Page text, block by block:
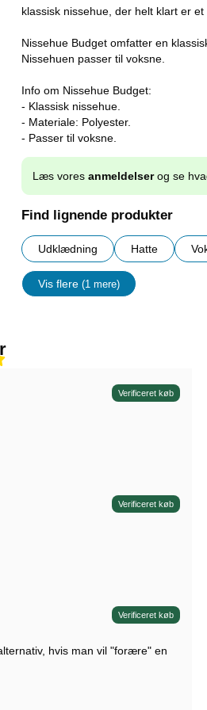
klassisk nissehue, der helt klart er
Nissehue Budget omfatter en
Nissehuen passer til voksne.
Info om Nissehue Budget:
- Klassisk nissehue.
- Materiale: Polyester.
- Passer til voksne.
Læs vores anmeldelserog se
Find lignende produkter
Udklædning Hatte
Vis flere (1 mere)
Egenskaper
Verificeret køb
Verificeret køb
Verificeret køb
hvis man vil "forære" en